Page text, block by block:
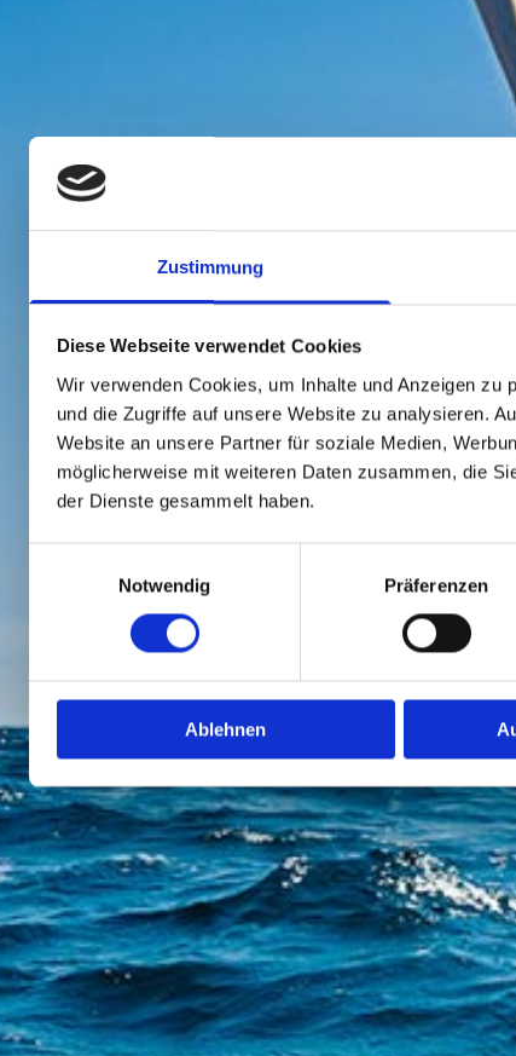
Zustimmung
Diese Webseite verwendet Cookies
Wir verwenden Cookies, um Inhalte und Anzeigen
und die Zugriffe auf unsere Website zu analysieren.
Website an unsere Partner für soziale Medien,
möglicherweise mit weiteren Daten zusammen, die
der Dienste gesammelt haben.
Notwendig
Präferenzen
Ablehnen